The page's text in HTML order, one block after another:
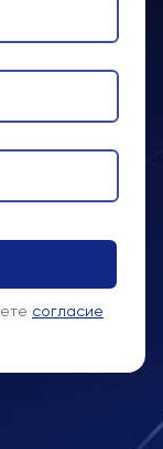
согласие